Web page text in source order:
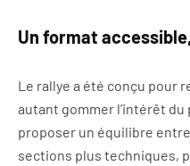
Un format
Le rallye a été conçu pour
autant gommer l’intérêt
proposer un équilibre
sections plus techniques,